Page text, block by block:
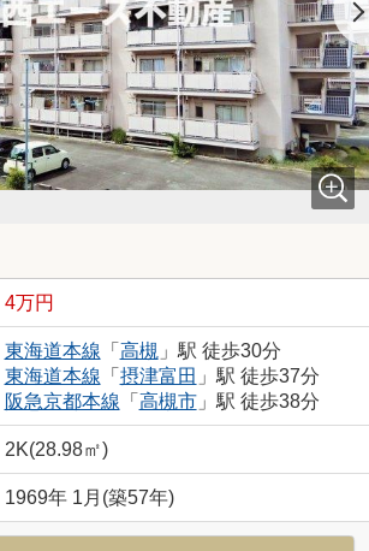
4万円
東海道本線 「 高槻 」駅 徒歩30分
東海道本線 「 摂津富田 」駅 徒歩37分
阪急京都本線 「 高槻市」駅 徒歩38分
2K(28.98㎡)
1969年 1月(築57年)